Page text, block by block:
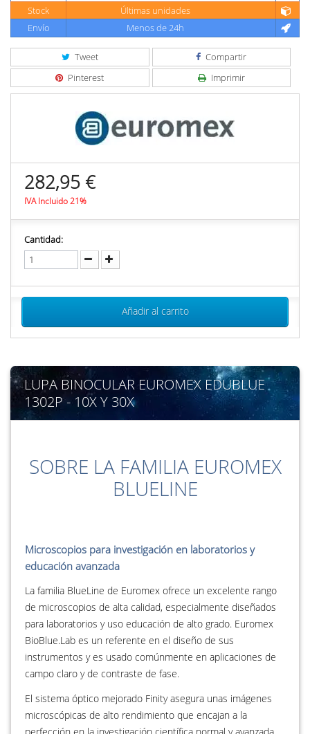
Stock
Últimas unidades
Envío
Menos de 24h
Tweet
Compartir
Pinterest
Imprimir
282,95 €
IVA Incluido 21%
Cantidad:
Añadir al carrito
LUPA BINOCULAR EUROMEX EDUBLUE
1302P - 10X Y 30X
SOBRE LA FAMILIA EUROMEX
BLUELINE
Microscopios para investigación en laboratorios y
educación avanzada
La familia BlueLine de Euromex ofrece un excelente rango
de microscopios de alta calidad, especialmente diseñados
para laboratorios y uso educación de alto grado. Euromex
BioBlue.Lab es un referente en el diseño de sus
instrumentos y es usado comúnmente en aplicaciones de
campo claro y de contraste de fase.
El sistema óptico mejorado Finity asegura unas imágenes
microscópicas de alto rendimiento que encajan a la